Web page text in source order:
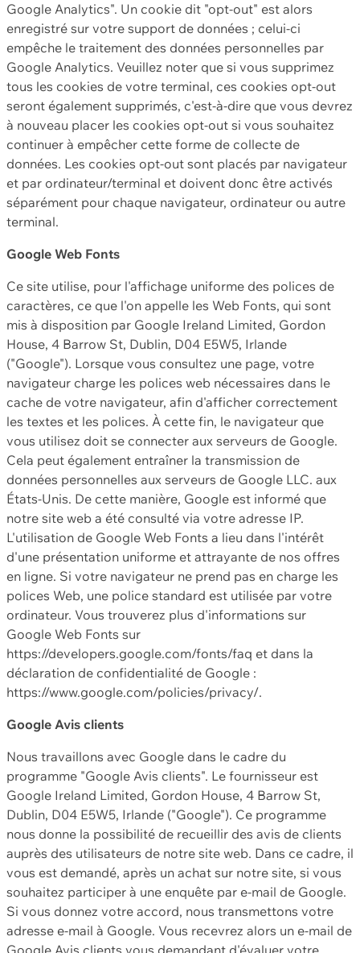
Google Analytics". Un cookie dit "opt-out" est alors
enregistré sur votre support de données ; celui-ci
empêche le traitement des données personnelles par
Google Analytics. Veuillez noter que si vous supprimez
tous les cookies de votre terminal, ces cookies opt-out
seront également supprimés, c'est-à-dire que vous devrez
à nouveau placer les cookies opt-out si vous souhaitez
continuer à empêcher cette forme de collecte de
données. Les cookies opt-out sont placés par navigateur
et par ordinateur/terminal et doivent donc être activés
séparément pour chaque navigateur, ordinateur ou autre
terminal.
Google Web Fonts
Ce site utilise, pour l'affichage uniforme des polices de
caractères, ce que l'on appelle les Web Fonts, qui sont
mis à disposition par Google Ireland Limited, Gordon
House, 4 Barrow St, Dublin, D04 E5W5, Irlande
("Google"). Lorsque vous consultez une page, votre
navigateur charge les polices web nécessaires dans le
cache de votre navigateur, afin d'afficher correctement
les textes et les polices. À cette fin, le navigateur que
vous utilisez doit se connecter aux serveurs de Google.
Cela peut également entraîner la transmission de
données personnelles aux serveurs de Google LLC. aux
États-Unis. De cette manière, Google est informé que
notre site web a été consulté via votre adresse IP.
L'utilisation de Google Web Fonts a lieu dans l'intérêt
d'une présentation uniforme et attrayante de nos offres
en ligne. Si votre navigateur ne prend pas en charge les
polices Web, une police standard est utilisée par votre
ordinateur. Vous trouverez plus d'informations sur
Google Web Fonts sur
https://developers.google.com/fonts/faq et dans la
déclaration de confidentialité de Google :
https://www.google.com/policies/privacy/.
Google Avis clients
Nous travaillons avec Google dans le cadre du
programme "Google Avis clients". Le fournisseur est
Google Ireland Limited, Gordon House, 4 Barrow St,
Dublin, D04 E5W5, Irlande ("Google"). Ce programme
nous donne la possibilité de recueillir des avis de clients
auprès des utilisateurs de notre site web. Dans ce cadre, il
vous est demandé, après un achat sur notre site, si vous
souhaitez participer à une enquête par e-mail de Google.
Si vous donnez votre accord, nous transmettons votre
adresse e-mail à Google. Vous recevrez alors un e-mail de